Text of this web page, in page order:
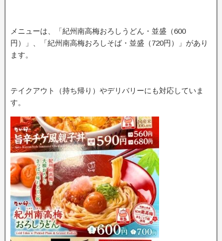
メニューは、「紀州南高梅おろしうどん・並盛（600
円）」、「紀州南高梅おろしそば・並盛（720円）」があり
ます。
テイクアウト（持ち帰り）やデリバリーにも対応していま
す。